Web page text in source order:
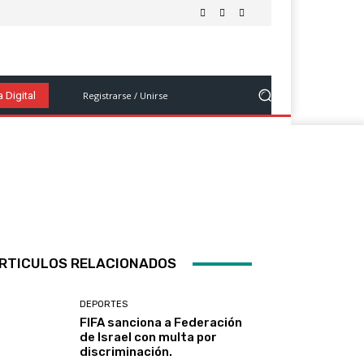
Salud Y Bienestar Tecnología Y Ciencia
Digital Registrarse / Unirse
RELACIONADOS
DEPORTES
FIFA sanciona a Federación
de Israel con multa por
discriminación.